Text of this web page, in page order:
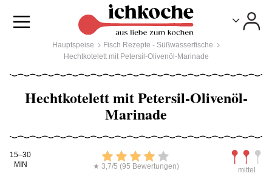
Hauptspeise
Fisch Rezepte - Süßwasserfische
Hechtkotelett mit Petersil-Olivenöl-Marinade
Hechtkotelett mit Petersil-Olivenöl-
Marinade
Kochdauer
15–30
MIN
Bewerten
★ 3,7/5 (95 Bewertungen) mittel